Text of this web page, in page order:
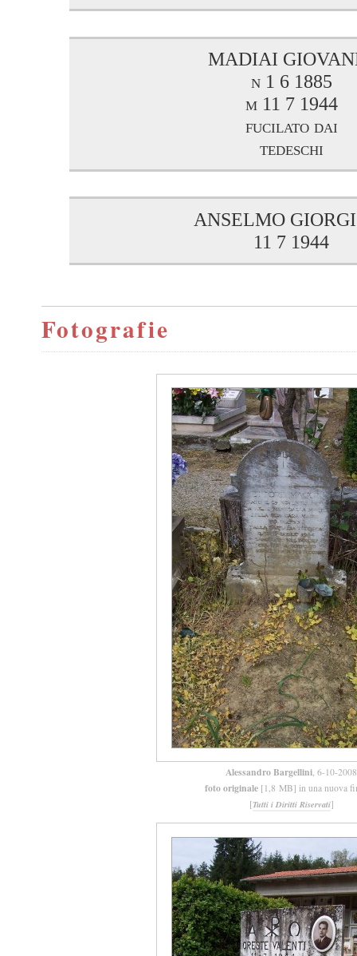
MADIAI
n 1 6 1885
m 11 7 1944
fucilato dai
tedeschi
ANSELMO
11 7 1944
Fotografie
Alessandro Bargellini, 6-10-2008
foto originale [1,8 MB] in una nuova
[Tutti i Diritti Riservati]